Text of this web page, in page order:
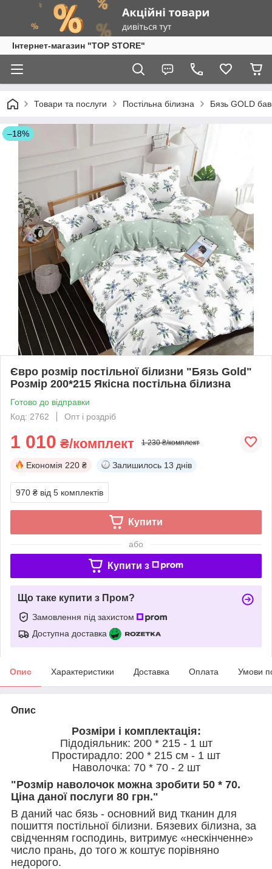
Інтернет-магазин "TOP STORE"
Товари та послуги Постільна білизна Бязь GOLD
–18%
Євро розмір постільної білизни "Бязь Gold"
Розмір 200*215 Якісна постільна білизна
Готово до відправки
Код: 2762
Опт і роздріб
1 010 ₴/комплект 1 230 ₴/комплект
Економія 220 ₴ Залишилось 13 днів
970 ₴ від 5 комплектів
Купити
або
Купити з
Що таке купити з Пром?
Замовлення під захистом
Доступна доставка
Опис Характеристики Доставка Оплата Умови
Опис
Розміри і комплектація:
Підодіяльник: 200 * 215 - 1 шт
Простирадло: 200 * 215 см - 1 шт
Наволочка: 70 * 70 - 2 шт
"Розмір наволочок можна зробити 50 * 70.
Ціна даної послуги 80 грн."
В даний час бязь - основний вид тканин для
пошиття постільної білизни. Бязевих білизна, за
свідченням господинь, витримує «нескінченне»
число прань, до того ж коштує порівняно
недорого.